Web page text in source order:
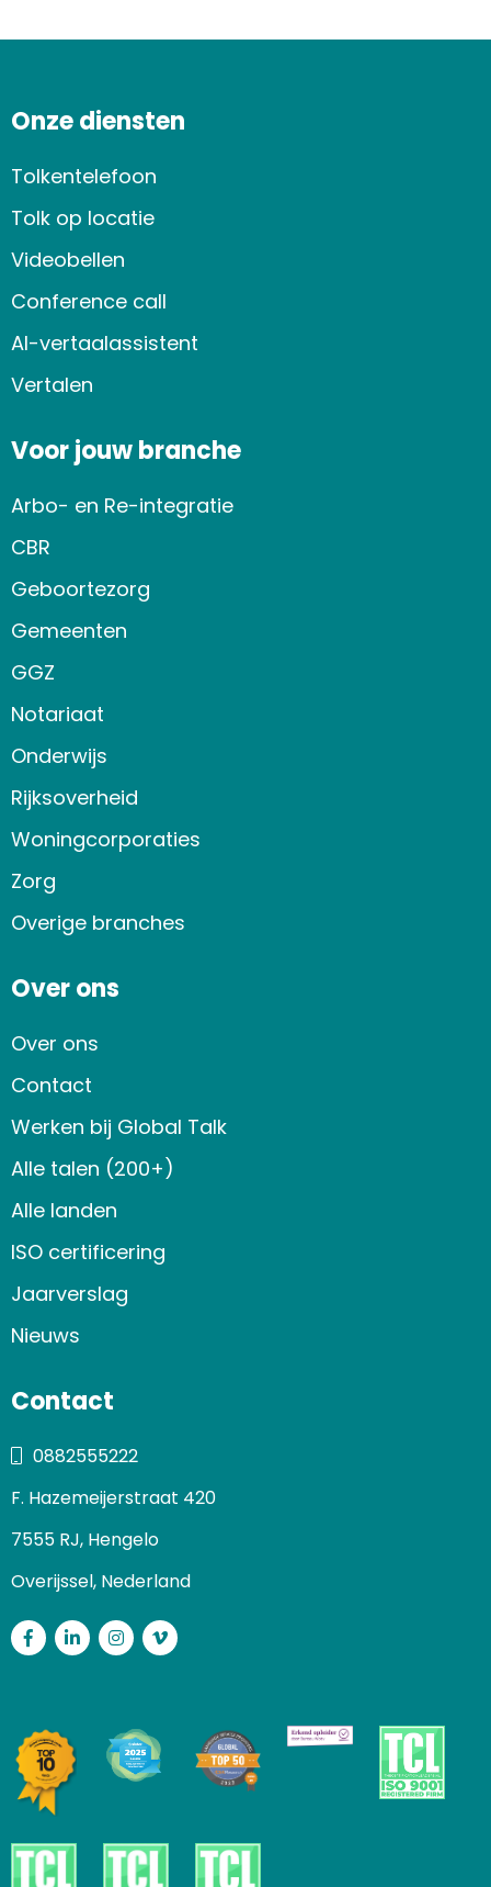
Onze diensten
Tolkentelefoon
Tolk op locatie
Videobellen
Conference call
AI-vertaalassistent
Vertalen
Voor jouw branche
Arbo- en Re-integratie
CBR
Geboortezorg
Gemeenten
GGZ
Notariaat
Onderwijs
Rijksoverheid
Woningcorporaties
Zorg
Overige branches
Over ons
Over ons
Contact
Werken bij Global Talk
Alle talen (200+)
Alle landen
ISO certificering
Jaarverslag
Nieuws
Contact
0882555222
F. Hazemeijerstraat 420
7555 RJ, Hengelo
Overijssel, Nederland
Facebook
LinkedInInstagram
Vimeo